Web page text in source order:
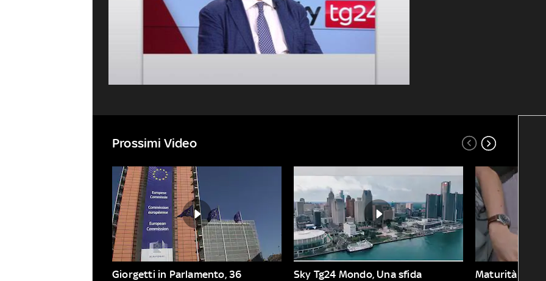
Prossimi Video
Giorgetti in Parlamento, 36
Sky Tg24 Mondo, Una sfida
Maturità 2026,